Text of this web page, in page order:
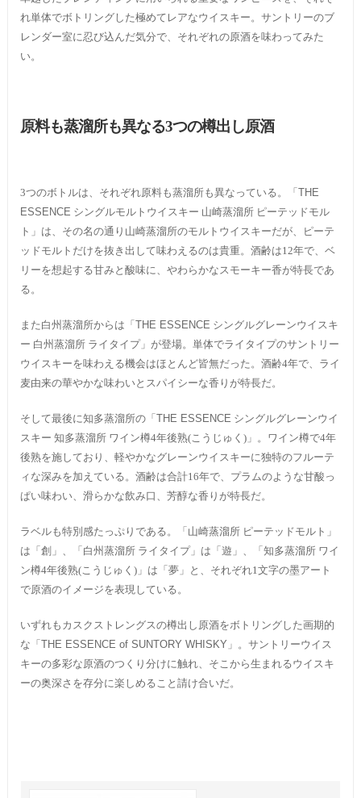
れ単体でボトリングした極めてレアなウイスキー。サントリーのブ
レンダー室に忍び込んだ気分で、それぞれの原酒を味わってみた
い。
原料も蒸溜所も異なる3つの樽出し原酒
3つのボトルは、それぞれ原料も蒸溜所も異なっている。「 THE
ESSENCE シングルモルトウイスキー 山崎蒸溜所 ピーテッドモル
ト」は、その名の通り山崎蒸溜所のモルトウイスキーだが、ピーテ
ッドモルトだけを抜き出して味わえるのは貴重。酒齢は12年で、ベ
リーを想起する甘みと酸味に、やわらかなスモーキー香が特長であ
る。
また白州蒸溜所からは「 THE ESSENCE シングルグレーンウイスキ
ー 白州蒸溜所 ライタイプ」が登場。単体でライタイプのサントリー
ウイスキーを味わえる機会はほとんど皆無だった。酒齢4年で、ライ
麦由来の華やかな味わいとスパイシーな香りが特長だ。
そして最後に知多蒸溜所の「 THE ESSENCE シングルグレーンウイ
スキー 知多蒸溜所 ワイン樽4年後熟(こうじゅく)」。ワイン樽で4年
後熟を施しており、軽やかなグレーンウイスキーに独特のフルーテ
ィな深みを加えている。酒齢は合計16年で、プラムのような甘酸っ
ぱい味わい、滑らかな飲み口、芳醇な香りが特長だ。
ラベルも特別感たっぷりである。「山崎蒸溜所 ピーテッドモルト」
は「創」、「白州蒸溜所 ライタイプ」は「遊」、「知多蒸溜所 ワイ
ン樽4年後熟(こうじゅく)」は「夢」と、それぞれ1文字の墨アート
で原酒のイメージを表現している。
いずれもカスクストレングスの樽出し原酒をボトリングした画期的
な「 THE ESSENCE of SUNTORY WHISKY 」。サントリーウイス
キーの多彩な原酒のつくり分けに触れ、そこから生まれるウイスキ
ーの奥深さを存分に楽しめること請け合いだ。